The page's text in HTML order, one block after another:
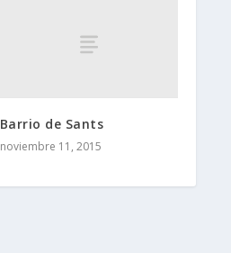
Barrio de Sants
noviembre 11, 2015